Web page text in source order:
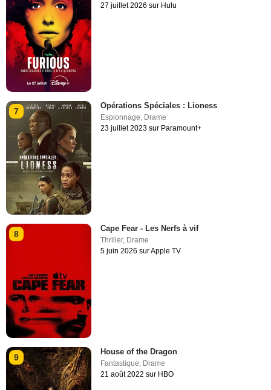
27 juillet 2026 sur Hulu
7
Opérations Spéciales : Lioness
Espionnage, Drame
23 juillet 2023 sur Paramount+
8
Cape Fear - Les Nerfs à vif
Thriller, Drame
5 juin 2026 sur Apple TV
9
House of the Dragon
Fantastique Drame
21 août 2022 sur HBO